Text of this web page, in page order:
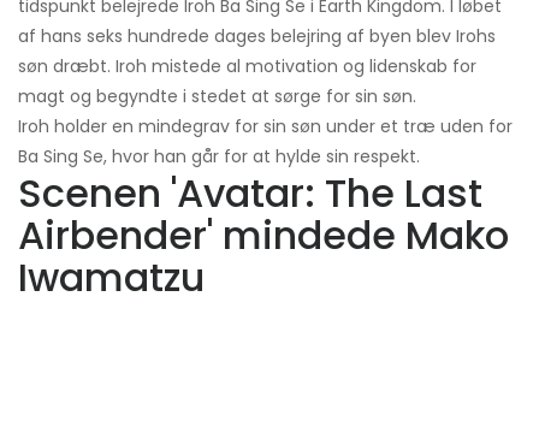
tidspunkt belejrede Iroh Ba Sing Se i Earth Kingdom. I løbet
af hans seks hundrede dages belejring af byen blev Irohs
søn dræbt. Iroh mistede al motivation og lidenskab for
magt og begyndte i stedet at sørge for sin søn.
Iroh holder en mindegrav for sin søn under et træ uden for
Ba Sing Se, hvor han går for at hylde sin respekt.
Scenen 'Avatar: The Last
Airbender' mindede Mako
Iwamatzu